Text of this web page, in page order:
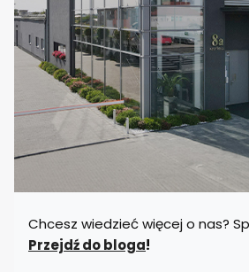
b
o
r
u
Chcesz wiedzieć więcej o nas?
Przejdź do bloga!